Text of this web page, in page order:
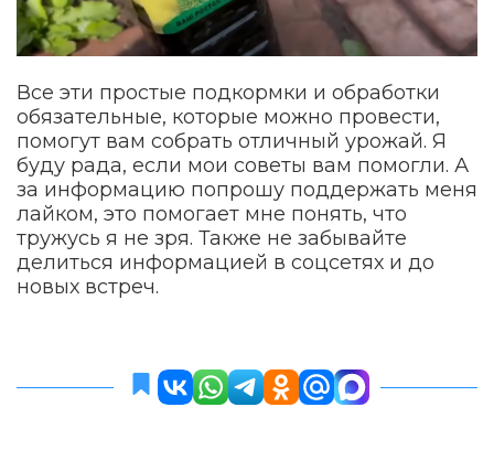
Все эти простые подкормки и обработки
обязательные, которые можно провести,
помогут вам собрать отличный урожай. Я
буду рада, если мои советы вам помогли. А
за информацию попрошу поддержать меня
лайком, это помогает мне понять, что
тружусь я не зря. Также не забывайте
делиться информацией в соцсетях и до
новых встреч.